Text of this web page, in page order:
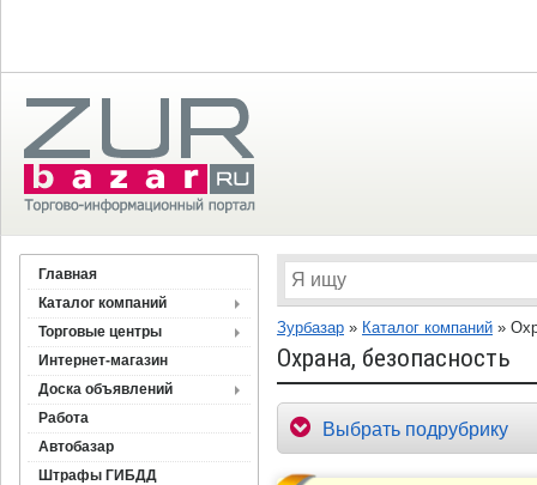
Главная
Каталог компаний
Торговые центры
Интернет-магазин
Доска объявлений
Работа
Автобазар
Штрафы ГИБДД
Зурбазар » Каталог компаний »
Охрана, безопасность
Выбрать подрубрику